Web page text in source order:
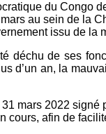
du Congo
au sein de la
issu de
déchu de ses
d’un an, la
mars 2022
cours, afin de